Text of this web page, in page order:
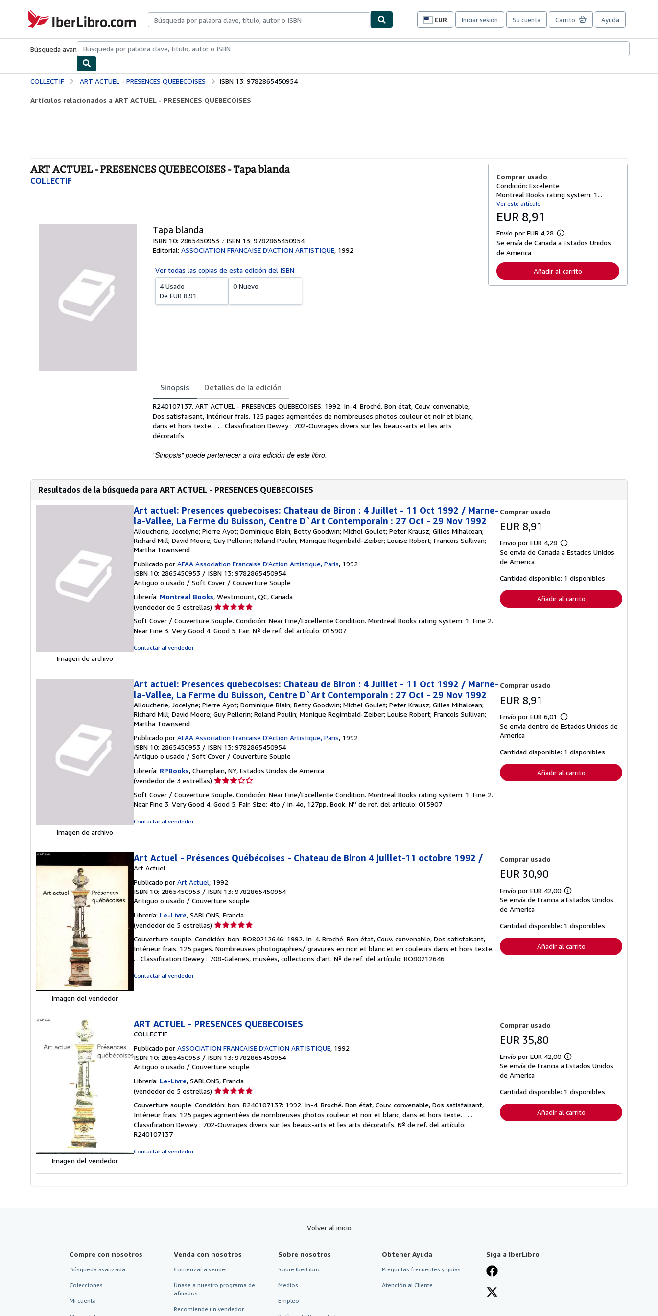
IberLibro.com
EUR
Preferencias
compra
sitio.
Iniciar sesión Su cuenta Carrito Ayuda
Búsqueda avanzadaColecciones Libros antiguosArte y coleccionismo
COLLECTIF ART ACTUEL - PRESENCES QUEBECOISES ISBN 13: 9782865450954
Artículos relacionados a ART ACTUEL - PRESENCES QUEBECOISES
ART ACTUEL - PRESENCES QUEBECOISES - Tapa blanda
COLLECTIF
Tapa blanda
ISBN 10: 2865450953
ISBN 13: 9782865450954
Editorial: ASSOCIATION FRANCAISE D'ACTION ARTISTIQUE, 1992
Ver todas las copias de esta edición del ISBN
4 Usado
De EUR 8,91
0 Nuevo
Sinopsis Detalles de la edición
Sinopsis
R240107137. ART ACTUEL - PRESENCES QUEBECOISES. 1992. In-4. Broché. Bon état, Couv. convenable,
Dos satisfaisant, Intérieur frais. 125 pages agmentées de nombreuses photos couleur et noir et blanc,
dans et hors texte. . . . Classification Dewey : 702-Ouvrages divers sur les beaux-arts et les arts
décoratifs
"Sinopsis" puede pertenecer a otra edición de este libro.
Comprar usado
Condición: Excelente
Montreal Books rating system: 1...
Ver este artículo
EUR 8,91
Envío por EUR 4,28
M
á
f
o
r
v
Se envía de Canada a Estados Unidos
de America
Añadir al carrito
Resultados de la búsqueda para ART ACTUEL - PRESENCES QUEBECOISES
Imagen de archivo
Art actuel: Presences quebecoises: Chateau de Biron : 4 Juillet - 11 Oct 1992 / Marne-
la-Vallee, La Ferme du Buisson, Centre D`Art Contemporain : 27 Oct - 29 Nov 1992
Alloucherie, Jocelyne; Pierre Ayot; Dominique Blain; Betty Goodwin; Michel Goulet; Peter Krausz; Gilles Mihalcean;
Richard Mill; David Moore; Guy Pellerin; Roland Poulin; Monique Regimbald-Zeiber; Louise Robert; Francois Sullivan;
Martha Townsend
Publicado por AFAA Association Francaise D'Action Artistique, Paris, 1992
ISBN 10: 2865450953 / ISBN 13: 9782865450954
Antiguo o usado / Soft Cover / Couverture Souple
Librería: Montreal Books, Westmount, QC, Canada
(vendedor de 5 estrellas) Calificación
vendedor:
5
Soft Cover / Couverture Souple. Condición: Near Fine/Excellente Condition. Montreal Books rating system: 1. Fine 2.
Near Fine 3. Very Good 4. Good 5. Fair. Nº de ref. del artículo: 015907
Contactar al vendedor
Comprar usado
EUR 8,91
Envío por EUR 4,28
Más
información
tarifas
de
envío
Se envía de Canada a Estados Unidos
de America
Cantidad disponible: 1 disponibles
Añadir al carrito
Imagen de archivo
Art actuel: Presences quebecoises: Chateau de Biron : 4 Juillet - 11 Oct 1992 / Marne-
la-Vallee, La Ferme du Buisson, Centre D`Art Contemporain : 27 Oct - 29 Nov 1992
Alloucherie, Jocelyne; Pierre Ayot; Dominique Blain; Betty Goodwin; Michel Goulet; Peter Krausz; Gilles Mihalcean;
Richard Mill; David Moore; Guy Pellerin; Roland Poulin; Monique Regimbald-Zeiber; Louise Robert; Francois Sullivan;
Martha Townsend
Publicado por AFAA Association Francaise D'Action Artistique, Paris, 1992
ISBN 10: 2865450953 / ISBN 13: 9782865450954
Antiguo o usado / Soft Cover / Couverture Souple
Librería: RPBooks, Champlain, NY, Estados Unidos de America
(vendedor de 3 estrellas) Calificación
vendedor:
3
Soft Cover / Couverture Souple. Condición: Near Fine/Excellente Condition. Montreal Books rating system: 1. Fine 2.
Near Fine 3. Very Good 4. Good 5. Fair. Size: 4to / in-4o, 127pp. Book. Nº de ref. del artículo: 015907
Contactar al vendedor
Comprar usado
EUR 8,91
Envío por EUR 6,01
Más
información
tarifas
de
envío
Se envía dentro de Estados Unidos de
America
Cantidad disponible: 1 disponibles
Añadir al carrito
Imagen del vendedor
Art Actuel - Présences Québécoises - Chateau de Biron 4 juillet-11 octobre 1992 /
Art Actuel
Publicado por Art Actuel, 1992
ISBN 10: 2865450953 / ISBN 13: 9782865450954
Antiguo o usado / Couverture souple
Librería: Le-Livre, SABLONS, Francia
(vendedor de 5 estrellas) Calificación
vendedor:
5
de
Couverture souple. Condición: bon. RO80212646: 1992. In-4. Broché. Bon état, Couv. convenable, Dos satisfaisant,
Intérieur frais. 125 pages. Nombreuses photographies/ gravures en noir et blanc et en couleurs dans et hors texte. .
. . Classification Dewey : 708-Galeries, musées, collections d'art. Nº de ref. del artículo: RO80212646
Contactar al vendedor
Comprar usado
EUR 30,90
Envío por EUR 42,00
Más
información
tarifas
de
envío
Se envía de Francia a Estados Unidos
de America
Cantidad disponible: 1 disponibles
Añadir al carrito
Imagen del vendedor
ART ACTUEL - PRESENCES QUEBECOISES
COLLECTIF
Publicado por ASSOCIATION FRANCAISE D'ACTION ARTISTIQUE, 1992
ISBN 10: 2865450953 / ISBN 13: 9782865450954
Antiguo o usado / Couverture souple
Librería: Le-Livre, SABLONS, Francia
(vendedor de 5 estrellas) Calificación
vendedor:
5
de
Couverture souple. Condición: bon. R240107137: 1992. In-4. Broché. Bon état, Couv. convenable, Dos satisfaisant,
Intérieur frais. 125 pages agmentées de nombreuses photos couleur et noir et blanc, dans et hors texte. . . .
Classification Dewey : 702-Ouvrages divers sur les beaux-arts et les arts décoratifs. Nº de ref. del artículo:
R240107137
Contactar al vendedor
Comprar usado
EUR 35,80
Envío por EUR 42,00
Más
información
tarifas
de
envío
Se envía de Francia a Estados Unidos
de America
Cantidad disponible: 1 disponibles
Añadir al carrito
Volver al inicio
Compre con nosotros
Búsqueda avanzada
Colecciones
Mi cuenta
Venda con nosotros
Comenzar a vender
Únase a nuestro programa de
afiliados
Recomiende un vendedor
Sobre nosotros
Sobre IberLibro
Medios
Empleo
Obtener Ayuda
Preguntas frecuentes y guías
Atención al Cliente
Siga a IberLibro